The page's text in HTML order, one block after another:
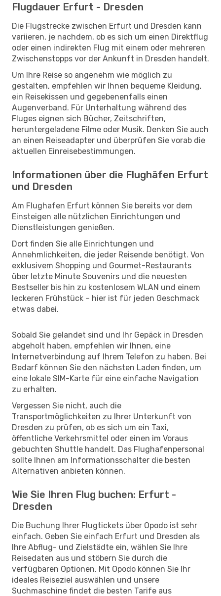
Flugdauer Erfurt - Dresden
Die Flugstrecke zwischen Erfurt und Dresden kann
variieren, je nachdem, ob es sich um einen Direktflug
oder einen indirekten Flug mit einem oder mehreren
Zwischenstopps vor der Ankunft in Dresden handelt.
Um Ihre Reise so angenehm wie möglich zu
gestalten, empfehlen wir Ihnen bequeme Kleidung,
ein Reisekissen und gegebenenfalls einen
Augenverband. Für Unterhaltung während des
Fluges eignen sich Bücher, Zeitschriften,
heruntergeladene Filme oder Musik. Denken Sie auch
an einen Reiseadapter und überprüfen Sie vorab die
aktuellen Einreisebestimmungen.
Informationen über die Flughäfen Erfurt
und Dresden
Am Flughafen Erfurt können Sie bereits vor dem
Einsteigen alle nützlichen Einrichtungen und
Dienstleistungen genießen.
Dort finden Sie alle Einrichtungen und
Annehmlichkeiten, die jeder Reisende benötigt. Von
exklusivem Shopping und Gourmet-Restaurants
über letzte Minute Souvenirs und die neuesten
Bestseller bis hin zu kostenlosem WLAN und einem
leckeren Frühstück – hier ist für jeden Geschmack
etwas dabei.
Sobald Sie gelandet sind und Ihr Gepäck in Dresden
abgeholt haben, empfehlen wir Ihnen, eine
Internetverbindung auf Ihrem Telefon zu haben. Bei
Bedarf können Sie den nächsten Laden finden, um
eine lokale SIM-Karte für eine einfache Navigation
zu erhalten.
Vergessen Sie nicht, auch die
Transportmöglichkeiten zu Ihrer Unterkunft von
Dresden zu prüfen, ob es sich um ein Taxi,
öffentliche Verkehrsmittel oder einen im Voraus
gebuchten Shuttle handelt. Das Flughafenpersonal
sollte Ihnen am Informationsschalter die besten
Alternativen anbieten können.
Wie Sie Ihren Flug buchen: Erfurt -
Dresden
Die Buchung Ihrer Flugtickets über Opodo ist sehr
einfach. Geben Sie einfach Erfurt und Dresden als
Ihre Abflug- und Zielstädte ein, wählen Sie Ihre
Reisedaten aus und stöbern Sie durch die
verfügbaren Optionen. Mit Opodo können Sie Ihr
ideales Reiseziel auswählen und unsere
Suchmaschine findet die besten Tarife aus